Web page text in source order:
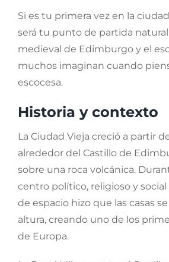
Si es tu primera vez en la
será tu punto de partida
medieval de Edimburgo y el
muchos imaginan cuando
escocesa.
Historia y contexto
La Ciudad Vieja creció a partir
alrededor del Castillo de
sobre una roca volcánica.
centro político, religioso y social
de espacio hizo que las casas
altura, creando uno de los
de Europa.